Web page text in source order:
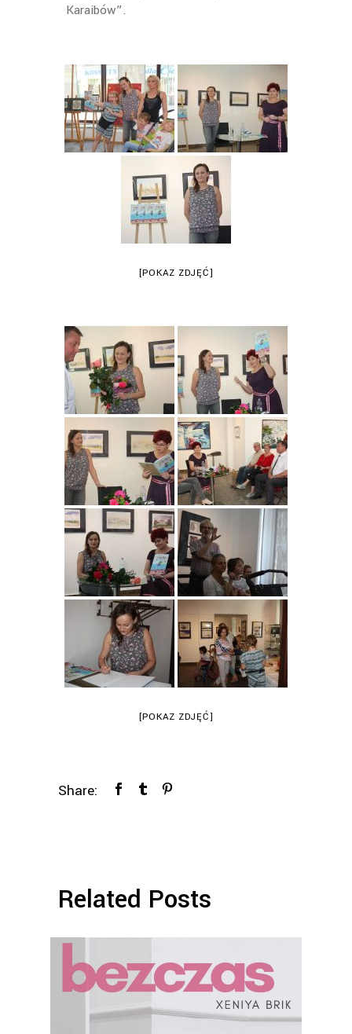
Karaibów”.
[POKAZ ZDJĘĆ]
[POKAZ ZDJĘĆ]
Share:
Related Posts